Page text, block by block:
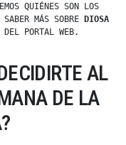
QUIÉNES SON LOS
SABER MÁS SOBRE
DIOSA
PORTAL WEB.
AL
DE LA